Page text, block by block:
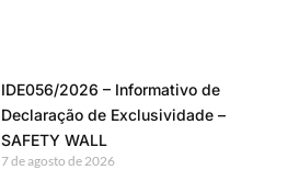
IDE056/2026 – Informativo de
Declaração de Exclusividade –
SAFETY WALL
7 de agosto de 2026